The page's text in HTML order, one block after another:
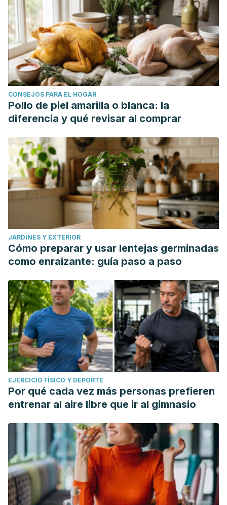
CONSEJOS PARA EL HOGAR
Pollo de piel amarilla o blanca: la
diferencia y qué revisar al comprar
JARDINES Y EXTERIOR
Cómo preparar y usar lentejas germinadas
como enraizante: guía paso a paso
EJERCICIO FÍSICO Y DEPORTE
Por qué cada vez más personas prefieren
entrenar al aire libre que ir al gimnasio